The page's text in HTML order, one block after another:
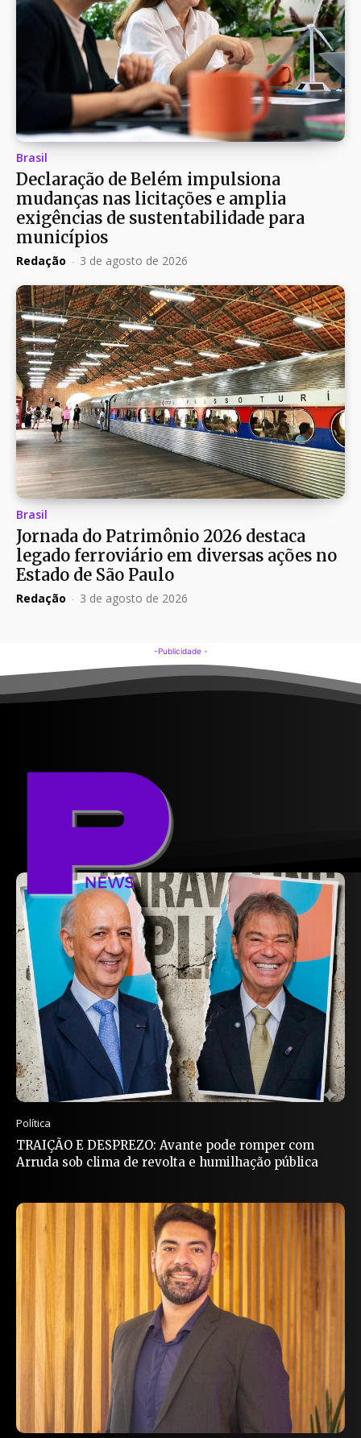
Brasil
Declaração de Belém impulsiona
mudanças nas licitações e amplia
exigências de sustentabilidade para
municípios
Redação - 3 de agosto de 2026
Brasil
Jornada do Patrimônio 2026 destaca
legado ferroviário em diversas ações no
Estado de São Paulo
Redação - 3 de agosto de 2026
-Publicidade -
Política
TRAIÇÃO E DESPREZO: Avante pode romper com
Arruda sob clima de revolta e humilhação pública